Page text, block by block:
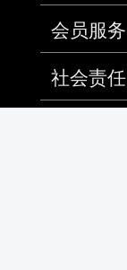
会员服务
社会责任